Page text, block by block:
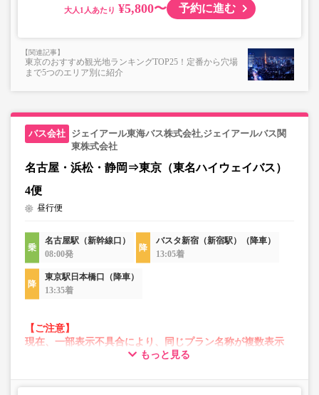
・AM1時～5時の間はシステムメンテナンスの為ご予約が
・在庫の状況はリアルタイムの表示ではございません。
※売り切れの場合でも残数が表示される場合がありま
す。
・一部取り扱いのない停留所がある場合がございます。
・充電設備は車両により異なり、USBタイプまたはコンセ
ントタイプでのご用意となります。
・増便や車両整備等の都合により、予告なく車両・シート
仕様が変更となる場合がございます。あらかじめご了承く
大人 ¥5,800〜 予約に進む
東京のおすすめ観光地ランキングTOP25！定番から穴場
まで5つのエリア別に紹介
ジェイアール東海バス株式会社,ジェイアールバス関
東株式会社
名古屋・浜松・静岡⇒東京（東名ハイウェイバス）
4便
昼行便
名古屋駅（新幹線口）
08:00発
バスタ新宿（新宿駅）（降車）
13:05着
東京駅日本橋口（降車）
13:35着
【ご注意】
現在、一部表示不具合により、同じプラン名称が複数表示
される場合がございます。
います。
もっと見る